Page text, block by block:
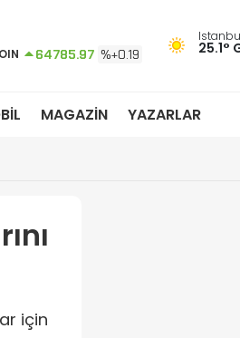
64785.97 %+0.19 25.1°
MAGAZİN YAZARLAR
için